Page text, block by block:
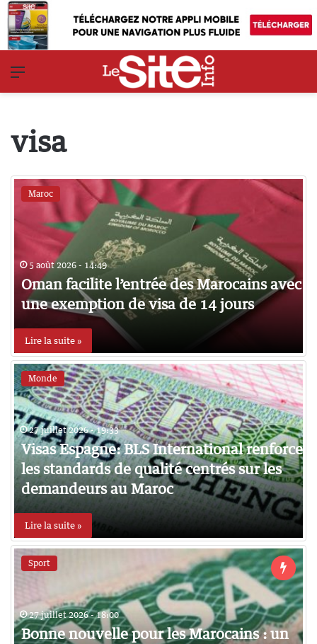
visa
Maroc
5 août 2026 - 14:49
Oman facilite l’entrée des Marocains avec
une exemption de visa de 14 jours
Lire la suite »
Monde
27 juillet 2026 - 19:33
Visas Espagne: BLS International renforce
les standards de qualité centrés sur les
demandeurs au Maroc
Lire la suite »
Sport
27 juillet 2026 - 18:00
Bonne nouvelle pour les Marocains : un